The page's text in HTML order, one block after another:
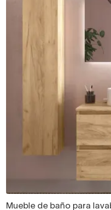
Mueble de baño para